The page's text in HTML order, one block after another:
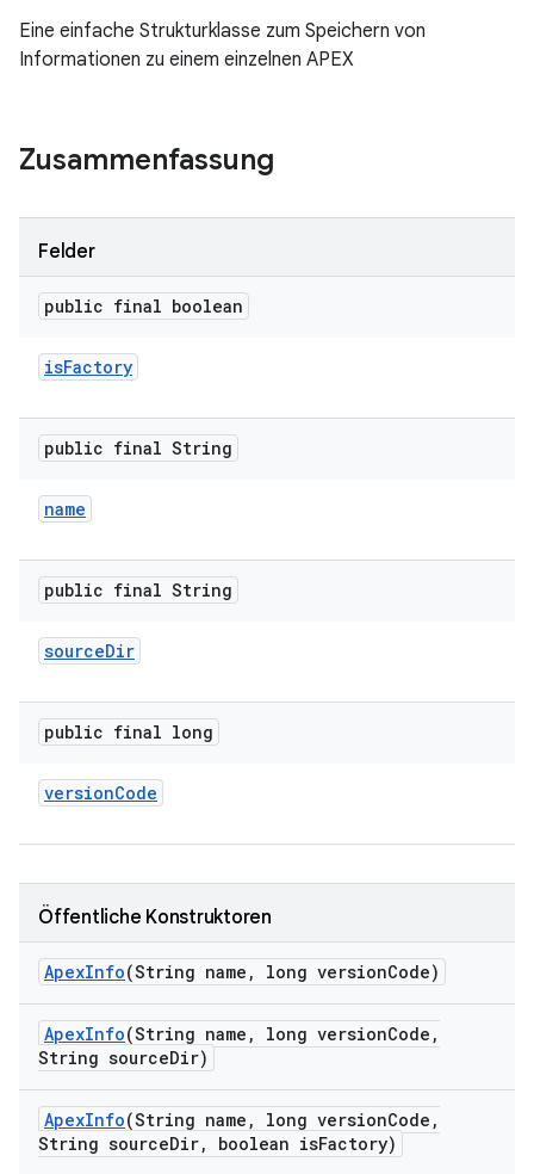
Eine einfache Strukturklasse zum Speichern von
Informationen zu einem einzelnen APEX
Zusammenfassung
Felder
public final boolean
isFactory
public final String
name
public final String
sourceDir
public final long
versionCode
Öffentliche Konstruktoren
ApexInfo(String name , long versionCode)
ApexInfo(String name , long versionCode ,
String sourceDir)
ApexInfo(String name , long versionCode ,
String sourceDir, boolean isFactory)